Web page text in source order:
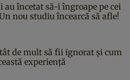
au încetat să-i îngroape pe cei
nou studiu încearcă să afle!
de mult să fii ignorat și cum
experiență